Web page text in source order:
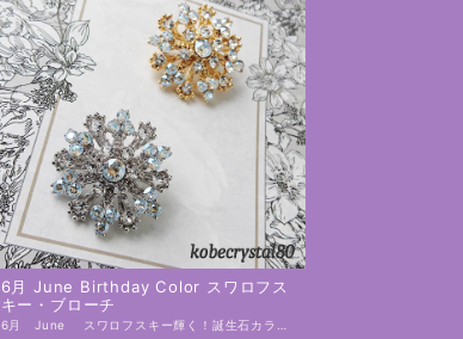
6月 June Birthday Color スワロフス
キー・ブローチ